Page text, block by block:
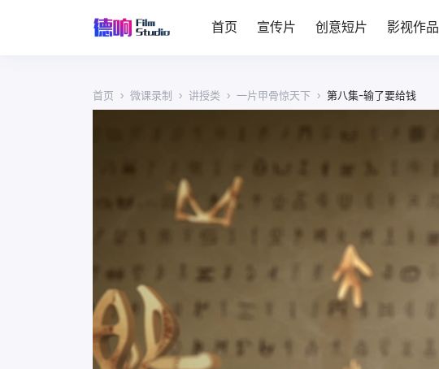
首页 宣传片 创意短片 影视作品
首页 › 微课录制 › 讲授类 › 一片甲骨惊天下 › 第八集-输了要给钱